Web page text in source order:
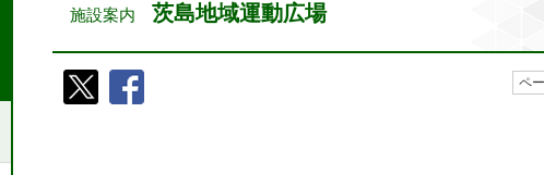
施設案内 茨島地域運動広場
ペ